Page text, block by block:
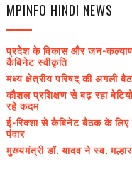
MPINFO HINDI NEWS
प्रदेश के विकास और जन-
कैबिनेट स्वीकृति
मध्य क्षेत्रीय परिषद् की अगली
कौशल प्रशिक्षण से बढ़ रहा
रहे कदम
ई-रिक्शा से कैबिनेट बैठक के लिए
पंवार
मुख्यमंत्री डॉ. यादव ने स्व.